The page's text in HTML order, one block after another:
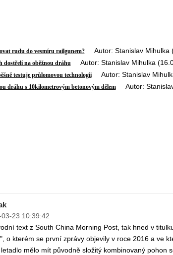
rudu do vesmíru railgunem?Autor: Stanislav Mihulka
dostřelí na oběžnou dráhu Autor: Stanislav Mihulka
testuje průlomovou technologiiAutor: Stanislav
dráhu s 10kilometrovým betonovým dělemAutor: Stanislav
23 10:39:42
text z South China Morning Post, tak hned v
o kterém se první zprávy objevily v roce 2016 a ve
mělo mít původně složitý kombinovaný pohon